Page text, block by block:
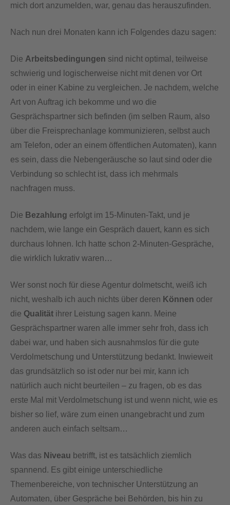
mich dort anzumelden, war, genau das herauszufinden.
Nach nun drei Monaten kann ich Folgendes dazu sagen:
Die Arbeitsbedingungen sind nicht optimal, teilweise
schwierig und logischerweise nicht mit denen vor Ort
oder in einer Kabine zu vergleichen. Je nachdem, welche
Art von Auftrag ich bekomme und wo die
Gesprächspartner sich befinden (im selben Raum, also
über die Freisprechanlage kommunizieren, selbst auch
am Telefon, oder an einem öffentlichen Automaten), kann
es sein, dass die Nebengeräusche so laut sind oder die
Verbindung so schlecht ist, dass ich mehrmals
nachfragen muss.
Die Bezahlung erfolgt im 15-Minuten-Takt, und je
nachdem, wie lange ein Gespräch dauert, kann es sich
durchaus lohnen. Ich hatte schon 2-Minuten-Gespräche,
die wirklich lukrativ waren…
Wer sonst noch für diese Agentur dolmetscht, weiß ich
nicht, weshalb ich auch nichts über deren Können oder
die Qualität ihrer Leistung sagen kann. Meine
Gesprächspartner waren alle immer sehr froh, dass ich
dabei war, und haben sich ausnahmslos für die gute
Verdolmetschung und Unterstützung bedankt. Inwieweit
das grundsätzlich so ist oder nur bei mir, kann ich
natürlich auch nicht beurteilen – zu fragen, ob es das
erste Mal mit Verdolmetschung ist und wenn nicht, wie es
bisher so lief, wäre zum einen unangebracht und zum
anderen auch einfach seltsam…
Was das Niveau betrifft, ist es tatsächlich ziemlich
spannend. Es gibt einige unterschiedliche
Themenbereiche, von technischer Unterstützung an
Automaten, über Gespräche bei Behörden, bis hin zu